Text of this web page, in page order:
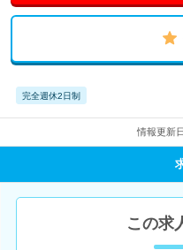
完全週休2日制
情報更新
この求